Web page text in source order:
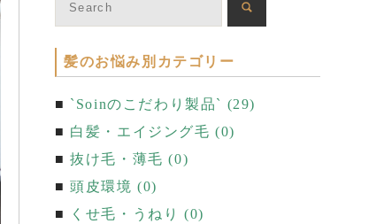
髪のお悩み別カテゴリー
`Soinのこだわり製品` (29)
白髪・エイジング毛 (0)
抜け毛・薄毛 (0)
頭皮環境 (0)
くせ毛・うねり (0)